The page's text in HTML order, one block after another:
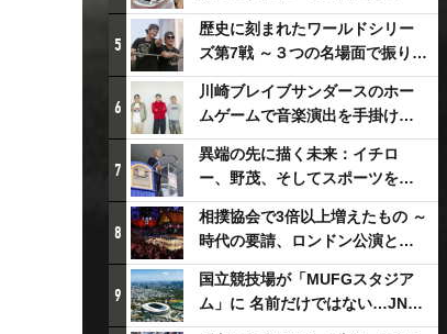
相撲興行
5
歴史に刻まれたワールドシリー
ズ第7戦 ～３つの名場面で振り返
る～
6
川崎ブレイブサンダースのホー
ムゲームで音楽演出を手掛ける
スチャダラパーが川崎新！アリ
ーナシティ・プロジェクトを語
る 「楽しみでしかないでしょ。
川崎は、ずっと成長曲線だか
ら」
7
異端の先に描く未来：イチロ
ー、野茂、そしてスポーツを支
える科学界の挑戦
8
相撲協会で3倍以上増えたもの ～
時代の要請、ロンドン公演と古
式大相撲
9
国立競技場が「MUFGスタジア
ム」に 名前だけではない…JNSE
とMUFGが“共創”し描く地域活